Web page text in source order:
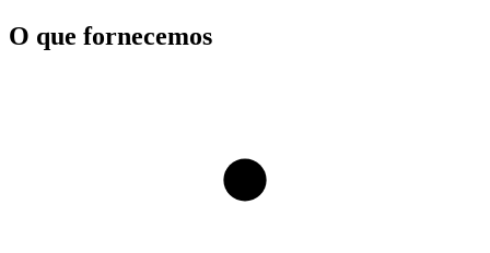
O que fornecemos